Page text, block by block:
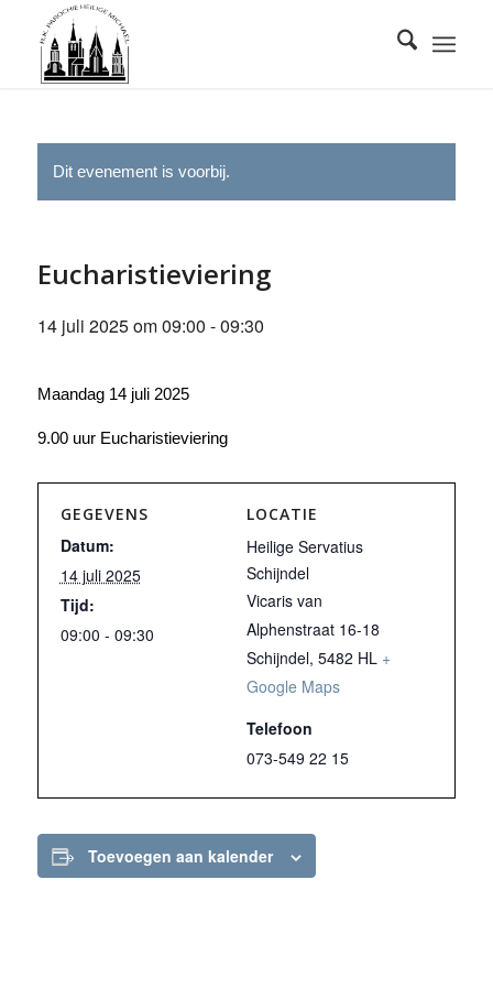
Dit evenement is voorbij.
Eucharistieviering
14 juli 2025 om 09:00 -09:30
Maandag 14 juli 2025
9.00 uur Eucharistieviering
GEGEVENS
Datum:
14 juli 2025
Tijd:
09:00 - 09:30
LOCATIE
Heilige Servatius
Schijndel
Vicaris van
Alphenstraat 16-18
Schijndel, 5482 HL +
Google Maps
Telefoon
073-549 22 15
Toevoegen aan kalender